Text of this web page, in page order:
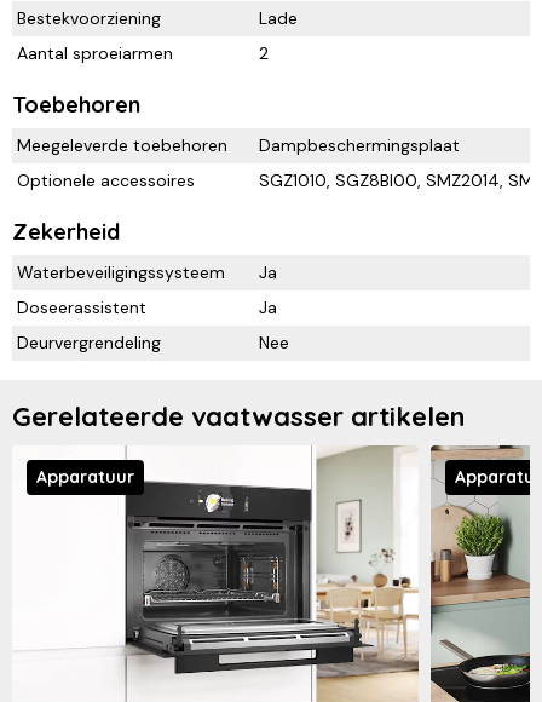
Bestekvoorziening
Lade
Aantal sproeiarmen
2
Toebehoren
Meegeleverde toebehoren
Dampbeschermingsplaat
Optionele accessoires
SGZ1010, SGZ8BI00, SMZ2014,
Zekerheid
Waterbeveiligingssysteem
Ja
Doseerassistent
Ja
Deurvergrendeling
Nee
Gerelateerde vaatwasser artikelen
Apparatuur